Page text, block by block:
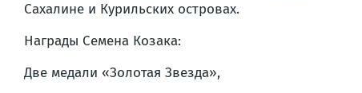
Сахалине и Курильских островах.
Награды Семена Козака:
Две медали «Золотая Звезда»,